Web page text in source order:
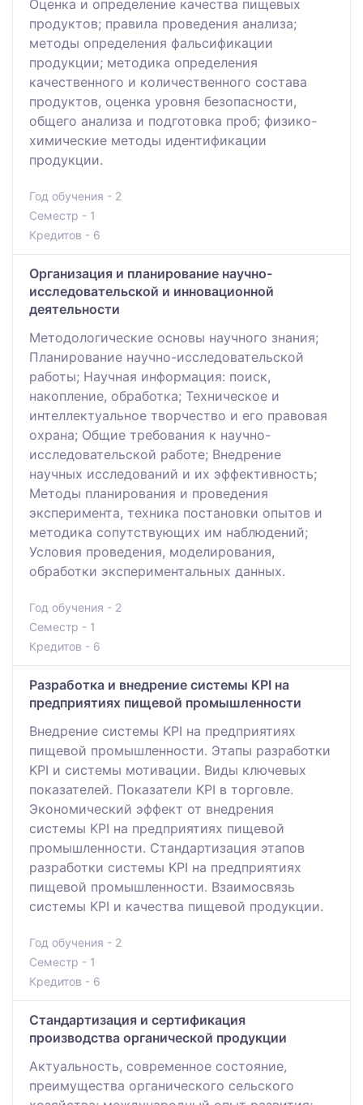
Оценка и определение качества пищевых
продуктов; правила проведения анализа;
методы определения фальсификации
продукции; методика определения
качественного и количественного состава
продуктов, оценка уровня безопасности,
общего анализа и подготовка проб; физико-
химические методы идентификации
продукции.
Год обучения - 2
Семестр - 1
Кредитов - 6
Организация и планирование научно-
исследовательской и инновационной
деятельности
Методологические основы научного знания;
Планирование научно-исследовательской
работы; Научная информация: поиск,
накопление, обработка; Техническое и
интеллектуальное творчество и его правовая
охрана; Общие требования к научно-
исследовательской работе; Внедрение
научных исследований и их эффективность;
Методы планирования и проведения
эксперимента, техника постановки опытов и
методика сопутствующих им наблюдений;
Условия проведения, моделирования,
обработки экспериментальных данных.
Год обучения - 2
Семестр - 1
Кредитов - 6
Разработка и внедрение системы KPI на
предприятиях пищевой промышленности
Внедрение системы KPI на предприятиях
пищевой промышленности. Этапы разработки
KPI и системы мотивации. Виды ключевых
показателей. Показатели KPI в торговле.
Экономический эффект от внедрения
системы KPI на предприятиях пищевой
промышленности. Стандартизация этапов
разработки системы KPI на предприятиях
пищевой промышленности. Взаимосвязь
системы KPI и качества пищевой продукции.
Год обучения - 2
Семестр - 1
Кредитов - 6
Стандартизация и сертификация
производства органической продукции
Актуальность, современное состояние,
преимущества органического сельского